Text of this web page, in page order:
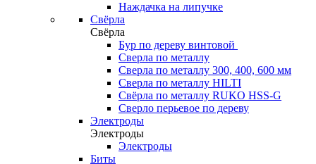
Наждачка на липучке
Свёрла
Свёрла
Бур по дереву винтовой
Сверла по металлу
Сверла по металлу 300, 400, 600 мм
Сверла по металлу HILTI
Свёрла по металлу RUKO HSS-G
Сверло перьевое по дереву
Электроды
Электроды
Электроды
Биты